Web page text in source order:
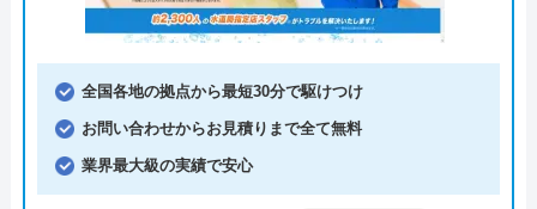
全国各地の拠点から最短30分で駆けつけ
お問い合わせからお見積りまで全て無料
業界最大級の実績で安心